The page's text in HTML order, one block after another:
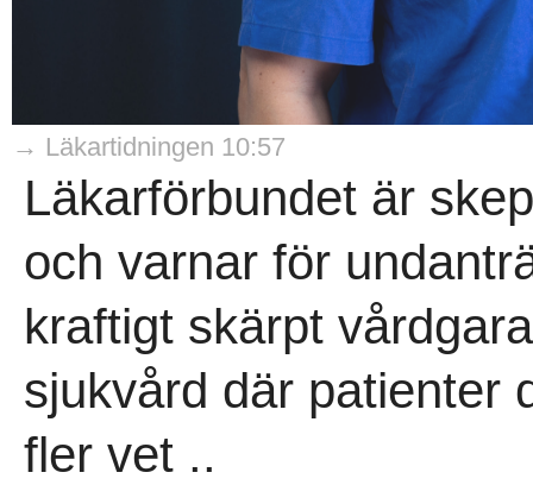
→ Läkartidningen 10:57
Läkarförbundet är
och varnar för
kraftigt skärpt
sjukvård där patienter
fler vet ..